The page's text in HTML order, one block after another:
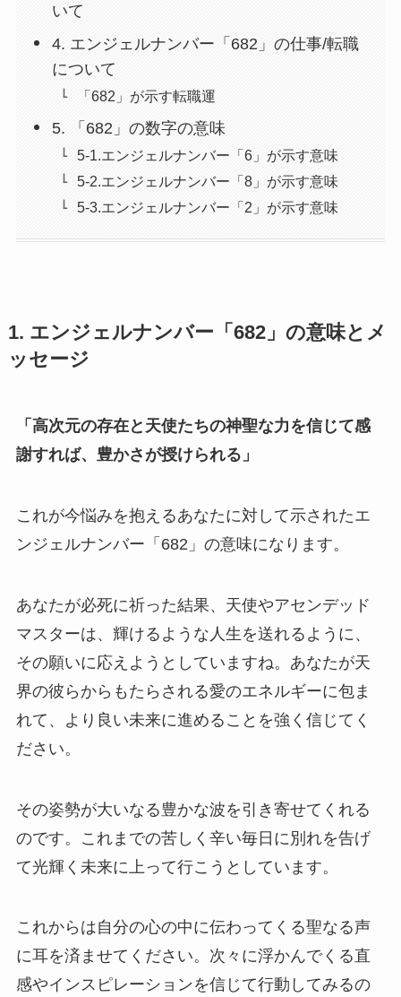
いて
4. エンジェルナンバー「682」の仕事/転職
について
「682」が示す転職運
5. 「682」の数字の意味
5-1.エンジェルナンバー「6」が示す意味
5-2.エンジェルナンバー「8」が示す意味
5-3.エンジェルナンバー「2」が示す意味
1. エンジェルナンバー「682」の意味とメ
ッセージ
「高次元の存在と天使たちの神聖な力を信じて感
謝すれば、豊かさが授けられる」
これが今悩みを抱えるあなたに対して示されたエ
ンジェルナンバー「682」の意味になります。
あなたが必死に祈った結果、天使やアセンデッド
マスターは、輝けるような人生を送れるように、
その願いに応えようとしていますね。あなたが天
界の彼らからもたらされる愛のエネルギーに包ま
れて、より良い未来に進めることを強く信じてく
ださい。
その姿勢が大いなる豊かな波を引き寄せてくれる
のです。これまでの苦しく辛い毎日に別れを告げ
て光輝く未来に上って行こうとしています。
これからは自分の心の中に伝わってくる聖なる声
に耳を済ませてください。次々に浮かんでくる直
感やインスピレーションを信じて行動してみるの